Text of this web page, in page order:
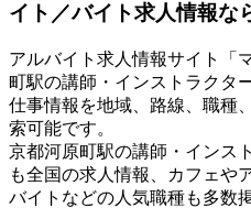
イト／バイト求人情報な
アルバイト求人情報サイト「
町駅の講師・インストラクタ
仕事情報を地域、路線、職種
索可能です。
京都河原町駅の講師・インス
も全国の求人情報、カフェや
バイトなどの人気職種も多数